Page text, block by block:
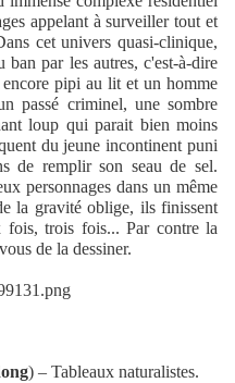
appelant à surveiller tout et
cet univers quasi-clinique,
ban par les autres, c'est-à-dire
pipi au lit et un homme
passé criminel, une sombre
loup qui parait bien moins
du jeune incontinent puni
de remplir son seau de sel.
personnages dans un même
la gravité oblige, ils finissent
fois, trois fois... Par contre la
de la dessiner.
) – Tableaux naturalistes.